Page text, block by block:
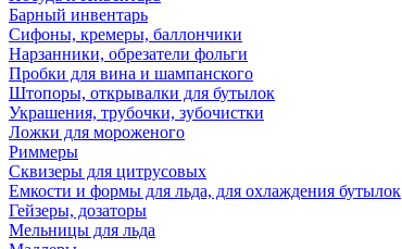
Барный инвентарь
Сифоны, кремеры, баллончики
Нарзанники, обрезатели фольги
Пробки для вина и шампанского
Штопоры, открывалки для бутылок
Украшения, трубочки, зубочистки
Ложки для мороженого
Риммеры
Сквизеры для цитрусовых
Емкости и формы для льда, для охлаждения бутылок
Гейзеры, дозаторы
Мельницы для льда